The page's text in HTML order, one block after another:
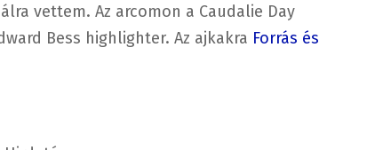
vettem. Az arcomon a Caudalie Day
Bess highlighter. Az ajkakra Forrás és